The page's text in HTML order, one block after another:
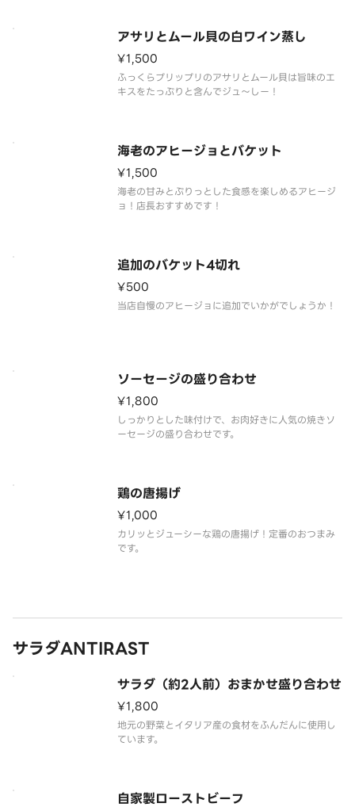
アサリとムール貝の白ワイン蒸し
¥1,500
ふっくらプリップリのアサリとムール貝は旨味のエ
キスをたっぷりと含んでジュ〜しー！
海老のアヒージョとバケット
¥1,500
海老の甘みとぷりっとした食感を楽しめるアヒージ
ョ！店長おすすめです！
追加のバケット4切れ
¥500
当店自慢のアヒージョに追加でいかがでしょうか！
ソーセージの盛り合わせ
¥1,800
しっかりとした味付けで、お肉好きに人気の焼きソ
ーセージの盛り合わせです。
鶏の唐揚げ
¥1,000
カリッとジューシーな鶏の唐揚げ！定番のおつまみ
です。
サラダANTIRAST
サラダ（約2人前）おまかせ盛り合わせ
¥1,800
地元の野菜とイタリア産の食材をふんだんに使用し
ています。
自家製ローストビーフ